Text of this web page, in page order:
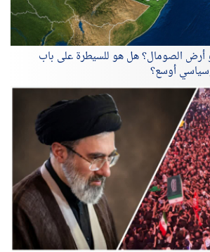
أرض الصومال؟ هل هو للسيطرة على باب
أوسع؟